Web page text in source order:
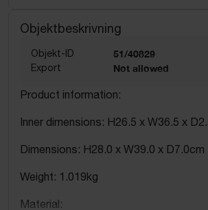
Objektbeskrivning
Objekt-ID 51/40829
Export Not allowed
Product information:
Inner dimensions: H26.5 x W36.5 x
Dimensions: H28.0 x W39.0 x D7.0cm
Weight: 1.019kg
Material: